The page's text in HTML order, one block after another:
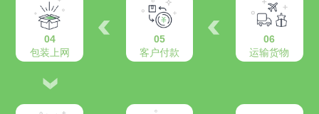
04
包装上网
05
客户付款
06
运输货物